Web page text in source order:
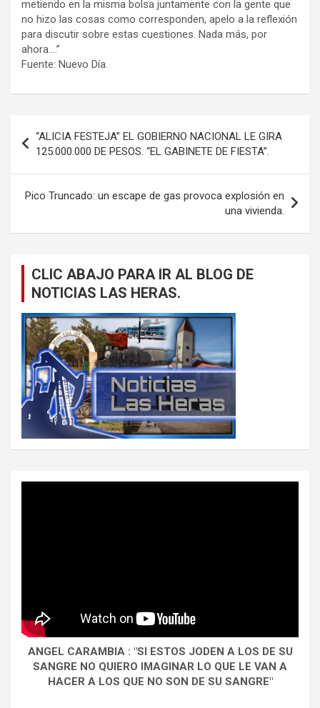
metiendo en la misma bolsa juntamente con la gente que
no hizo las cosas como corresponden, apelo a la reflexión
para discutir sobre estas cuestiones. Nada más, por
ahora….”
Fuente: Nuevo Día.
de
entradas
“ALICIA FESTEJA” EL GOBIERNO NACIONAL LE GIRA
125.000.000 DE PESOS. “EL GABINETE DE FIESTA”.
Pico Truncado: un escape de gas provoca explosión en
una vivienda.
CLIC ABAJO PARA IR AL BLOG DE
NOTICIAS LAS HERAS.
ANGEL CARAMBIA : "SI ESTOS JODEN A LOS DE SU
SANGRE NO QUIERO IMAGINAR LO QUE LE VAN A
HACER A LOS QUE NO SON DE SU SANGRE"